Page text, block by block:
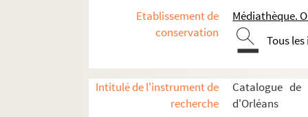
Etablissement de
conservation
Médiathèque.
Tous
Intitulé de l'instrument de
recherche
Catalogue
d'Orléans